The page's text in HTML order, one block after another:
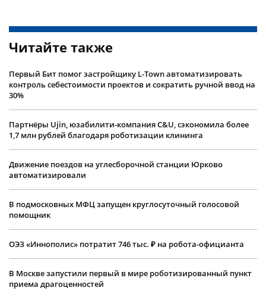
Читайте также
Первый Бит помог застройщику L-Town автоматизировать
контроль себестоимости проектов и сократить ручной ввод на
30%
Партнёры Ujin, юзабилити-компания C&U, сэкономила более
1,7 млн рублей благодаря роботизации клининга
Движение поездов на углесборочной станции Юрково
автоматизировали
В подмосковных МФЦ запущен круглосуточный голосовой
помощник
ОЭЗ «Иннополис» потратит 746 тыс. ₽ на робота-официанта
В Москве запустили первый в мире роботизированный пункт
приема драгоценностей